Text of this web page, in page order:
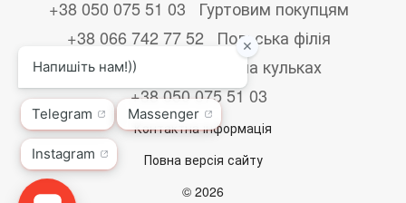
+38 050 075 51 03
Гуртовим покупцям
+38 066 742 77 52
Польська філія
+48533867723
Друк на кульках
+38 050 075 51 03
Контактна інформація
Повна версія сайту
© 2026